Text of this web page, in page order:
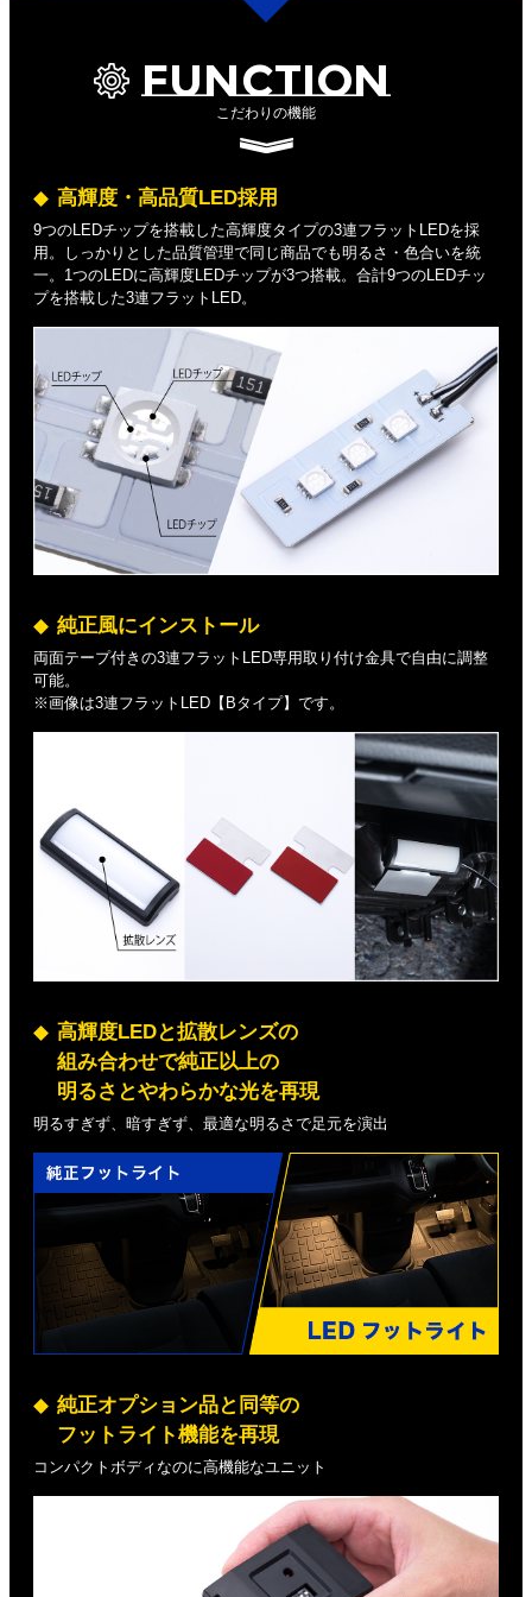
FUNCTION
こだわりの機能
高輝度・高品質LED採用
9つのLEDチップを搭載した高輝度タイプの3連フラットLEDを採
用。しっかりとした品質管理で同じ商品でも明るさ・色合いを統
一。1つのLEDに高輝度LEDチップが3つ搭載。合計9つのLEDチッ
プを搭載した3連フラットLED。
純正風にインストール
両面テープ付きの3連フラットLED専用取り付け金具で自由に調整
可能。
※画像は3連フラットLED【Bタイプ】です。
高輝度LEDと拡散レンズの
組み合わせで純正以上の
明るさとやわらかな光を再現
明るすぎず、暗すぎず、最適な明るさで足元を演出
純正オプション品と同等の
フットライト機能を再現
コンパクトボディなのに高機能なユニット